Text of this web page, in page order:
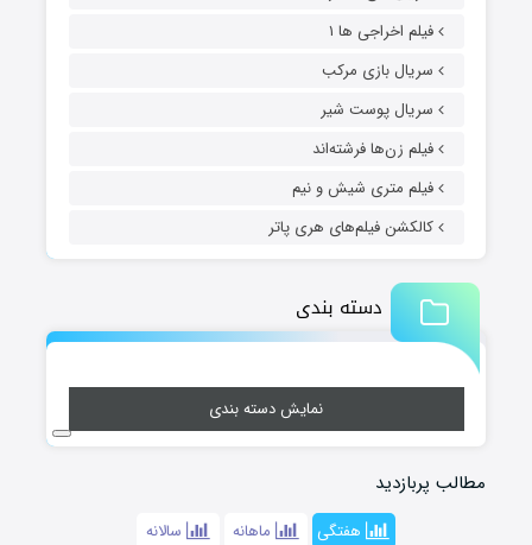
فیلم اخراجی ها ۱
سریال بازی مرکب
سریال پوست شیر
فیلم زن‌ها فرشته‌اند
فیلم متری شیش و نیم
کالکشن فیلم‌های هری پاتر
دسته بندی
نمایش دسته بندی
مطالب پربازدید
هفتگی ماهانه سالانه